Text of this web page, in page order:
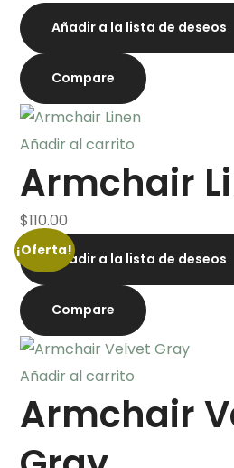
Añadir a la lista de deseos
Compare
Añadir al carrito
Armchair
$110.00
Añadir a la lista de deseos
Compare
¡Oferta!
Añadir al carrito
Armchair